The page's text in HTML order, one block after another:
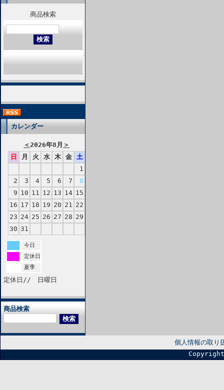
商品検索
カレンダー
＜2026年8月 ＞
日
月 火 水 木 金
土
1
2
3 4 5 6 7
8
9 10 11 12 13 14 15
16 17 18 19 20 21 22
23 24 25 26 27 28 29
30 31
今日
定休日
夏季
定休日// 日曜日
商品検索
個人情報の取り